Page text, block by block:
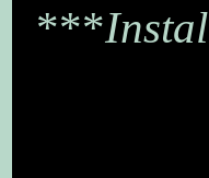
***